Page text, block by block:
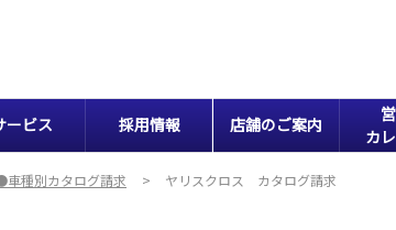
ービス 採用情報 店舗のご案内
カ
車種別カタログ請求 ヤリスクロス カタログ請求